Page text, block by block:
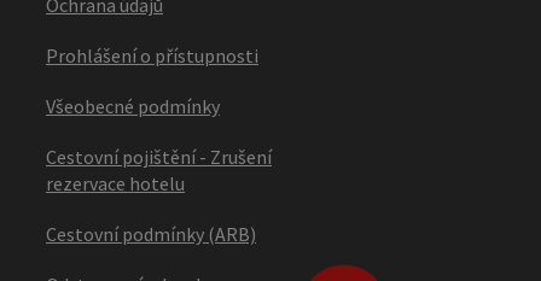
Prohlášení o přístupnosti
Všeobecné podmínky
Cestovní pojištění - Zrušení
rezervace hotelu
Cestovní podmínky (ARB)